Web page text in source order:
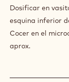
Dosificar en
esquina inferior
Cocer en el
aprox.